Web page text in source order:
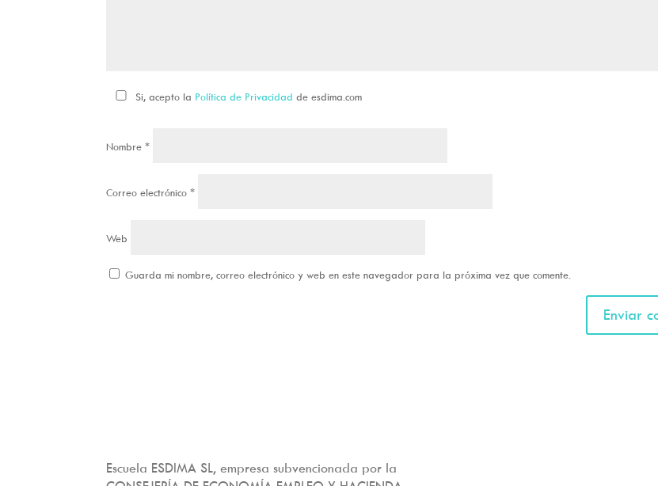
Si, acepto la Política de Privacidad de esdima.com
Nombre*
Correo electrónico*
Web
Guarda mi nombre, correo electrónico y web en este navegador para la próxima vez que comente.
Escuela ESDIMA SL, empresa subvencionada por la